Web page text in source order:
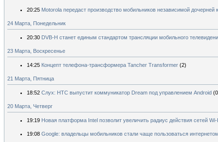
20:25 Motorola передаст производство мобильников независимой дочерней
24 Марта, Понедельник
20:30 DVB-H станет единым стандартом трансляции мобильного
23 Марта, Воскресенье
14:25 Концепт телефона-трансформера Tancher Transformer (2)
21 Марта, Пятница
18:52 Слух: HTC выпустит коммуникатор Dream под управлением Android
20 Марта, Четверг
19:19 Новая платформа Intel позволит увеличить радиус действия сетей
19:08 Google: владельцы мобильников стали чаще пользоваться